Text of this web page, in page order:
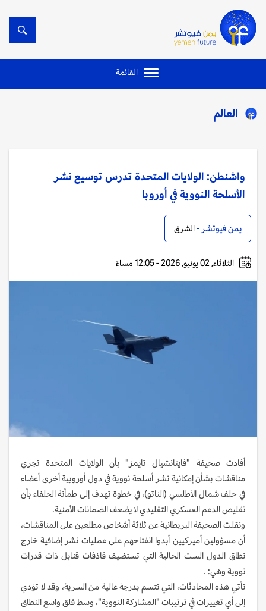
القائمة
العالم
واشنطن: الولايات المتحدة تدرس توسيع نشر
الأسلحة النووية في أوروبا
يمن فيوتشر -الشرق
الثلاثاء, 02 يونيو, 2026 - 12:05 مساءً
أفادت صحيفة "فاينانشيال تايمز" بأن الولايات المتحدة تجري
مناقشات بشأن إمكانية نشر أسلحة نووية في دول أوروبية أخرى أعضاء
في حلف شمال الأطلسي (الناتو)، في خطوة تهدف إلى طمأنة الحلفاء بأن
تقليص الدعم العسكري التقليدي لا يضعف الضمانات الأمنية.
ونقلت الصحيفة البريطانية عن ثلاثة أشخاص مطلعين على المناقشات،
أن مسؤولين أميركيين أبدوا انفتاحهم على عمليات نشر إضافية خارج
نطاق الدول الست الحالية التي تستضيف قاذفات قنابل ذات قدرات
نووية وهي: .
تأتي هذه المحادثات، التي تتسم بدرجة عالية من السرية، وقد لا تؤدي
إلى أي تغييرات في ترتيبات "المشاركة النووية"، وسط قلق واسع النطاق